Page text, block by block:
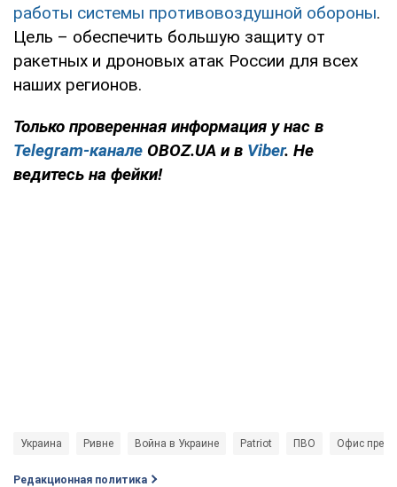
работы системы противовоздушной обороны.
Цель – обеспечить большую защиту от
ракетных и дроновых атак России для всех
наших регионов.
Только проверенная информация у нас в
Telegram-канале OBOZ.UA и в Viber. Не
ведитесь на фейки!
Украина Ривне Война в Украине Patriot ПВО Офис
Редакционная политика